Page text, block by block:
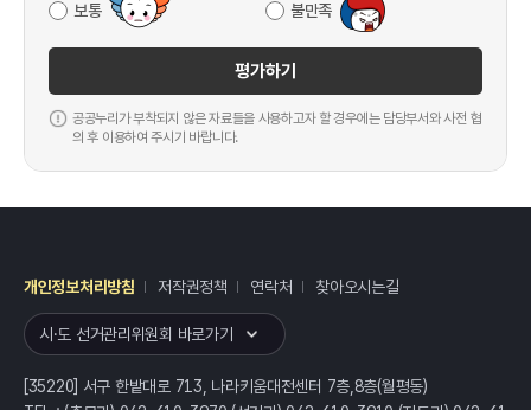
보통 불만족
평가하기
공공누리가 부착되지 않은 자료들을 사용하고자 할 경우에는 담당부서와 사전 협
의 후 이용하여 주시기 바랍니다.
개인정보처리방침 저작권정책 연락처 찾아오시는길
시·도 선거관리위원회 바로가기
[35220] 서구 한밭대로 713, 나라키움대전센터 7층,8층(월평동)